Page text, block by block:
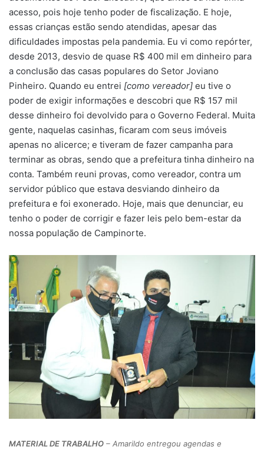
acesso, pois hoje tenho poder de fiscalização. E hoje,
essas crianças estão sendo atendidas, apesar das
dificuldades impostas pela pandemia. Eu vi como repórter,
desde 2013, desvio de quase R$ 400 mil em dinheiro para
a conclusão das casas populares do Setor Joviano
Pinheiro. Quando eu entrei [como vereador] eu tive o
poder de exigir informações e descobri que R$ 157 mil
desse dinheiro foi devolvido para o Governo Federal. Muita
gente, naquelas casinhas, ficaram com seus imóveis
apenas no alicerce; e tiveram de fazer campanha para
terminar as obras, sendo que a prefeitura tinha dinheiro na
conta. Também reuni provas, como vereador, contra um
servidor público que estava desviando dinheiro da
prefeitura e foi exonerado. Hoje, mais que denunciar, eu
tenho o poder de corrigir e fazer leis pelo bem-estar da
nossa população de Campinorte.
MATERIAL DE TRABALHO – Amarildo entregou agendas e